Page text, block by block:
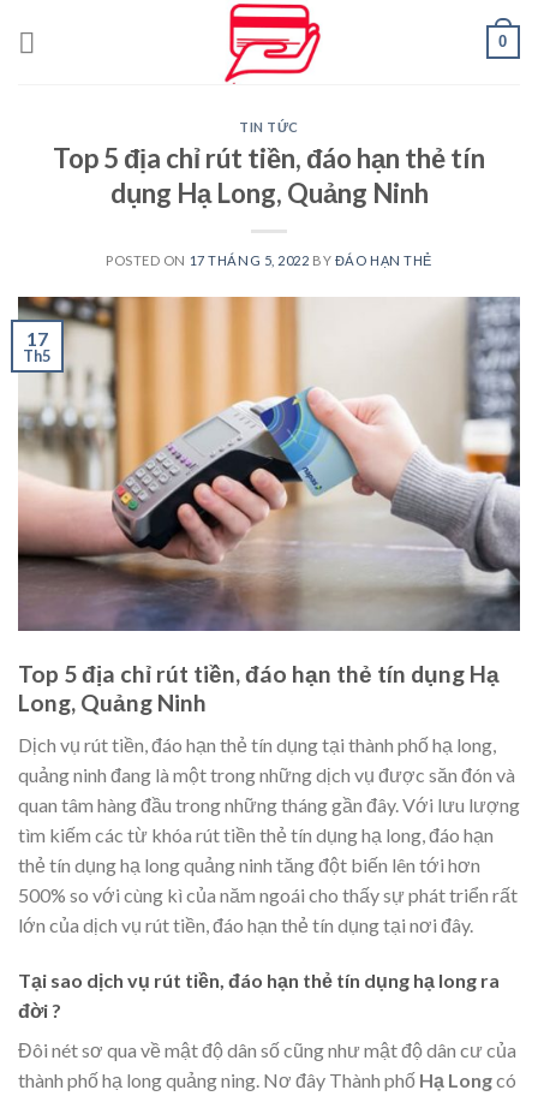
0
TIN TỨC
Top 5 địa chỉ rút tiền, đáo hạn thẻ tín
dụng Hạ Long, Quảng Ninh
POSTED ON 17 THÁNG 5, 2022 BY ĐÁO HẠN THẺ
17
Th5
Top 5 địa chỉ rút tiền, đáo hạn thẻ tín dụng Hạ
Long, Quảng Ninh
Dịch vụ rút tiền, đáo hạn thẻ tín dụng tại thành phố hạ long,
quảng ninh đang là một trong những dịch vụ được săn đón và
quan tâm hàng đầu trong những tháng gần đây. Với lưu lượng
tìm kiếm các từ khóa rút tiền thẻ tín dụng hạ long, đáo hạn
thẻ tín dụng hạ long quảng ninh tăng đột biến lên tới hơn
500% so với cùng kì của năm ngoái cho thấy sự phát triển rất
lớn của dịch vụ rút tiền, đáo hạn thẻ tín dụng tại nơi đây.
Tại sao dịch vụ rút tiền, đáo hạn thẻ tín dụng hạ long ra
đời ?
Đôi nét sơ qua về mật độ dân số cũng như mật độ dân cư của
thành phố hạ long quảng ning. Nơ đây Thành phố Hạ Longcó